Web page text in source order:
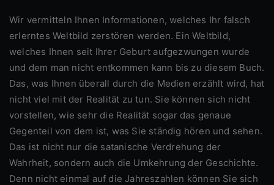
Wir vermitteln Ihnen Informationen, welches Ihr falsch
erlerntes Weltbild zerstören werden. Ein Weltbild,
welches Ihnen seit Ihrer Geburt aufgezwungen wurde
und dem man nicht entkommen kann bis zu diesem Buch.
Das, was Ihnen überall durch die Medien erzählt wird, hat
nicht viel mit der Realität zu tun. Sie können sich nicht
vorstellen, wie sehr die Realität sogar das genaue
Gegenteil von dem ist, was Sie ständig hören und sehen.
Das ist nicht nur die satanische Verdrehung der
Wahrheit, sondern auch die Umkehrung der Geschichte.
Denn nicht einmal auf die Jahreszahlen können Sie sich